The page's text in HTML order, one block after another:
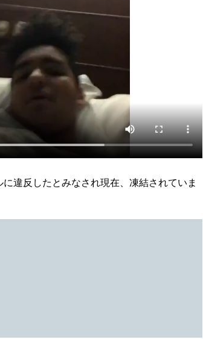
違反したとみなされ現在、凍結されていま